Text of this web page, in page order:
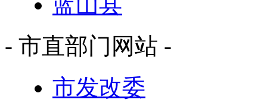
- 市直部门网站 -
市发改委